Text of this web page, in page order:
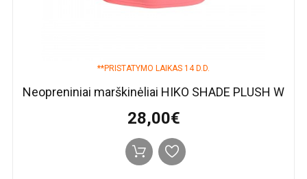
**PRISTATYMO LAIKAS 14 D.D.
Neopreniniai marškinėliai HIKO SHADE PLUSH W
28,00€